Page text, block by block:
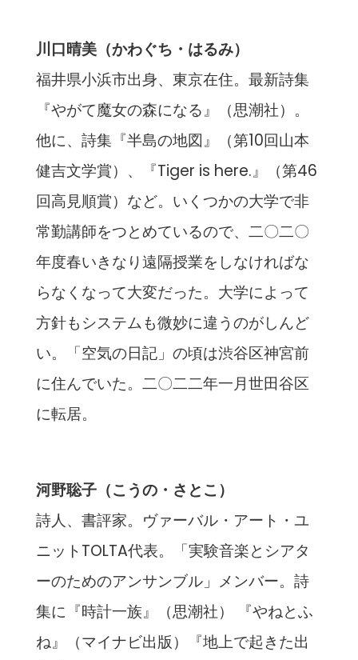
川口晴美（かわぐち・はるみ）
福井県小浜市出身、東京在住。最新詩集
『やがて魔女の森になる』（思潮社）。
他に、詩集『半島の地図』（第10回山本
健吉文学賞）、『Tiger is here.』（第46
回高見順賞）など。いくつかの大学で非
常勤講師をつとめているので、二〇二〇
年度春いきなり遠隔授業をしなければな
らなくなって大変だった。大学によって
方針もシステムも微妙に違うのがしんど
い。「空気の日記」の頃は渋谷区神宮前
に住んでいた。二〇二二年一月世田谷区
に転居。
河野聡子（こうの・さとこ）
詩人、書評家。ヴァーバル・アート・ユ
ニットTOLTA代表。「実験音楽とシアタ
ーのためのアンサンブル」メンバー。詩
集に『時計一族』（思潮社） 『やねとふ
ね』（マイナビ出版）『地上で起きた出